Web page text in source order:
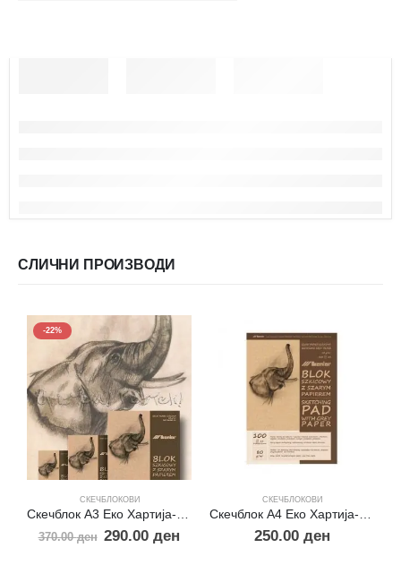
СЛИЧНИ ПРОИЗВОДИ
-22%
СКЕЧБЛОКОВИ
Скечблок A3 Еко Хартија-Пакпапир
370.00ден 290.00ден
СКЕЧБЛОКОВИ
Скечблок А4 Еко Хартија-Пакпапир
250.00 ден